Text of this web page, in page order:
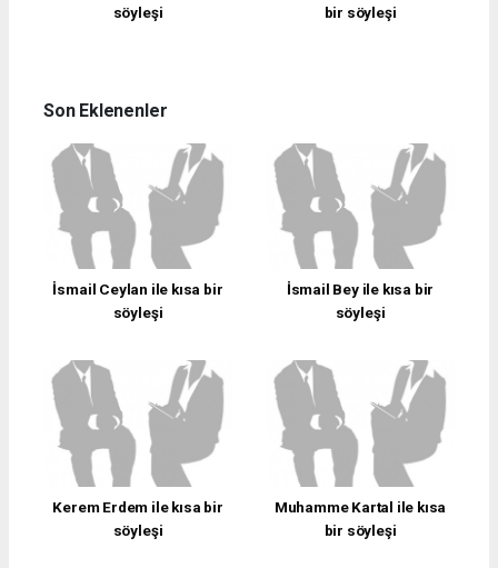
söyleşi
bir söyleşi
Son Eklenenler
İsmail Ceylan ile kısa bir
söyleşi
İsmail Bey ile kısa bir
söyleşi
Kerem Erdem ile kısa bir
söyleşi
Muhamme Kartal ile kısa
bir söyleşi